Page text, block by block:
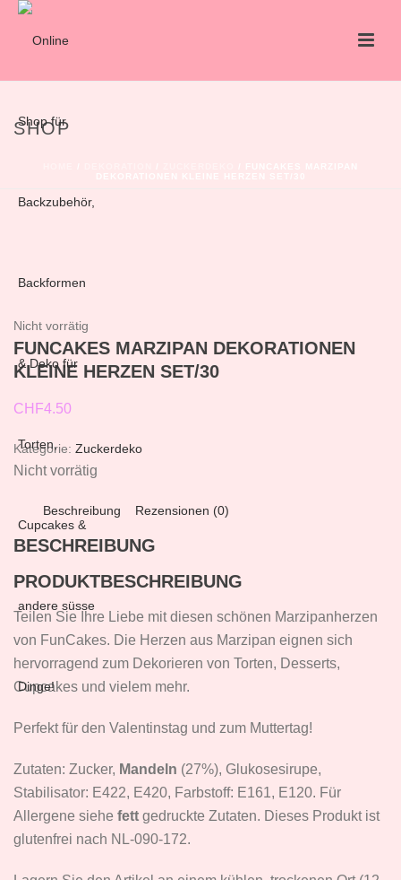
SHOP
Nicht vorrätig
FUNCAKES MARZIPAN DEKORATIONEN
KLEINE HERZEN SET/30
CHF4.50
Kategorie: Zuckerdeko
Nicht vorrätig
Beschreibung Rezensionen (0)
BESCHREIBUNG
PRODUKTBESCHREIBUNG
Teilen Sie Ihre Liebe mit diesen schönen Marzipanherzen
von FunCakes. Die Herzen aus Marzipan eignen sich
hervorragend zum Dekorieren von Torten, Desserts,
Cupcakes und vielem mehr.
Perfekt für den Valentinstag und zum Muttertag!
Zutaten: Zucker, Mandeln (27%), Glukosesirupe,
Stabilisator: E422, E420, Farbstoff: E161, E120. Für
Allergene siehe fett gedruckte Zutaten. Dieses Produkt ist
glutenfrei nach NL-090-172.